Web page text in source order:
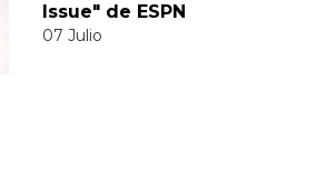
Issue" de ESPN
07 Julio